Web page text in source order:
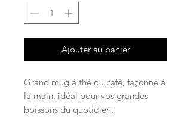
Ajouter au panier
Grand mug à thé ou café, façonné à
la main, idéal pour vos grandes
boissons du quotidien.